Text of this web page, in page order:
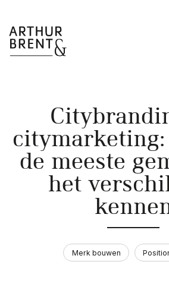
Merk bouwen
Merk doorvertalen
Merk activeren
We werken vanuit
Over ons
citymarketing:
de meeste
het
Merk bouwen